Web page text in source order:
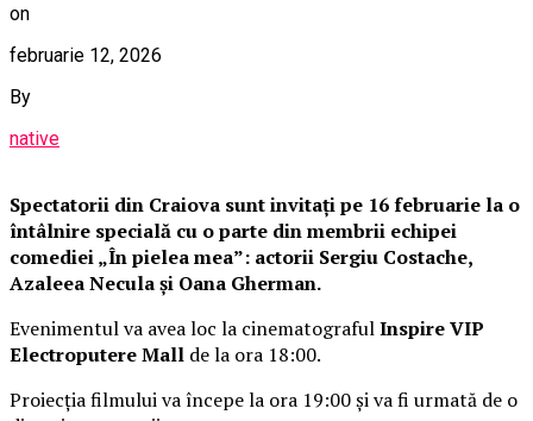
on
februarie 12, 2026
By
native
Spectatorii din Craiova sunt invitați pe 16 februarie la o
întâlnire specială cu o parte din membrii echipei
comediei „În pielea mea”: actorii Sergiu Costache,
Azaleea Necula și Oana Gherman.
Evenimentul va avea loc la cinematografulInspire VIP
Electroputere Mall de la ora 18:00.
Proiecția filmului va începe la ora 19:00 și va fi urmată de o